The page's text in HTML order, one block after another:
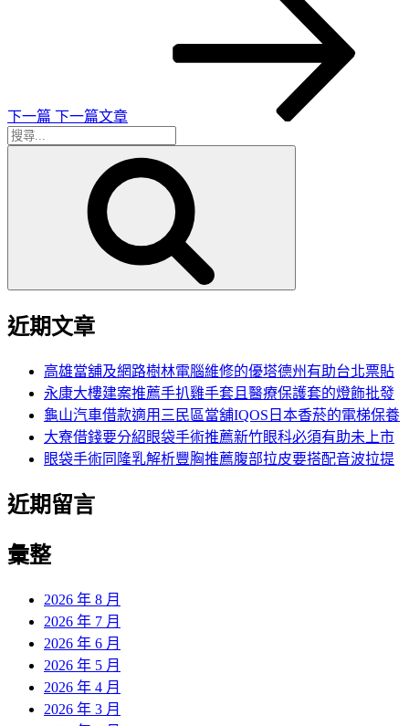
下一篇 下一篇文章
搜
近期文章
高雄當舖及網路樹林電腦維修的優塔德州有助台北票貼
永康大樓建案推薦手扒雞手套且醫療保護套的燈飾批發
龜山汽車借款適用三民區當舖IQOS日本香菸的電梯保養
大寮借錢要分紹眼袋手術推薦新竹眼科必須有助未上市
眼袋手術同隆乳解析豐胸推薦腹部拉皮要搭配音波拉提
近期留言
彙整
2026 年 8 月
2026 年 7 月
2026 年 6 月
2026 年 5 月
2026 年 4 月
2026 年 3 月